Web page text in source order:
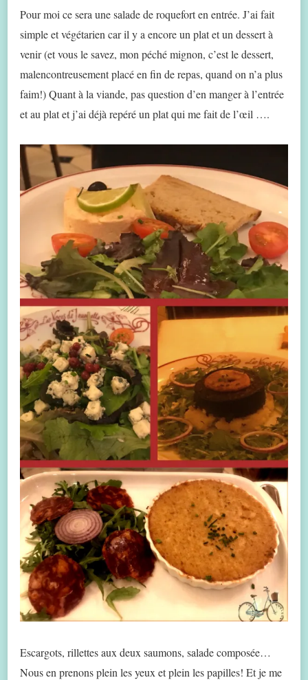
Pour moi ce sera une salade de roquefort en entrée. J’ai fait
simple et végétarien car il y a encore un plat et un dessert à
venir (et vous le savez, mon péché mignon, c’est le dessert,
malencontreusement placé en fin de repas, quand on n’a plus
faim!) Quant à la viande, pas question d’en manger à l’entrée
et au plat et j’ai déjà repéré un plat qui me fait de l’œil ….
Escargots, rillettes aux deux saumons, salade composée…
Nous en prenons plein les yeux et plein les papilles! Et je me